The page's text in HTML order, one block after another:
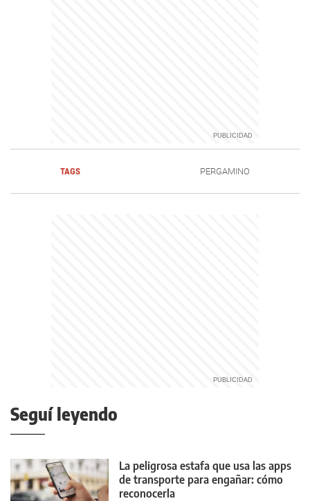
TAGS PERGAMINO
Seguí leyendo
La peligrosa estafa que usa las apps
de transporte para engañar: cómo
reconocerla